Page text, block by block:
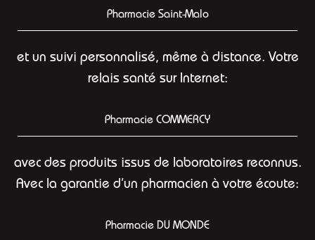
Pharmacie Saint-Malo
et un suivi personnalisé, même à distance. Votre
relais santé sur Internet:
Pharmacie COMMERCY
avec des produits issus de laboratoires reconnus.
Avec la garantie d’un pharmacien à votre écoute:
Pharmacie DU MONDE